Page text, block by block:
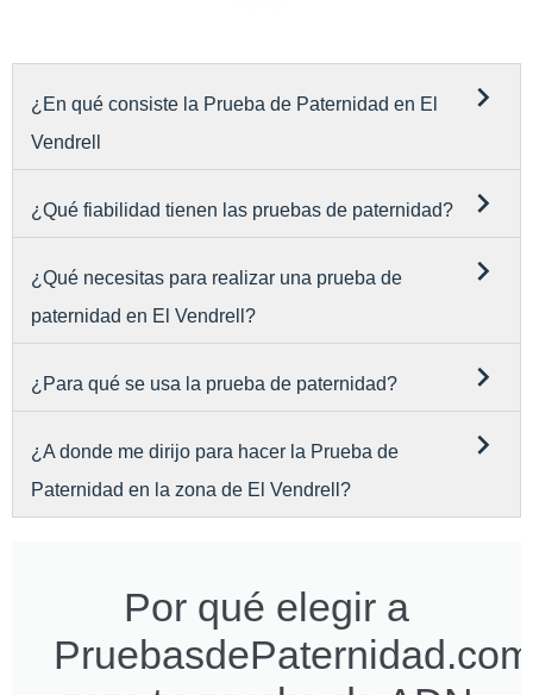
¿En qué consiste la Prueba de Paternidad en El
Vendrell
¿Qué fiabilidad tienen las pruebas de paternidad?
¿Qué necesitas para realizar una prueba de
paternidad en El Vendrell?
¿Para qué se usa la prueba de paternidad?
¿A donde me dirijo para hacer la Prueba de
Paternidad en la zona de El Vendrell?
Por qué elegir a
PruebasdePaternidad.com